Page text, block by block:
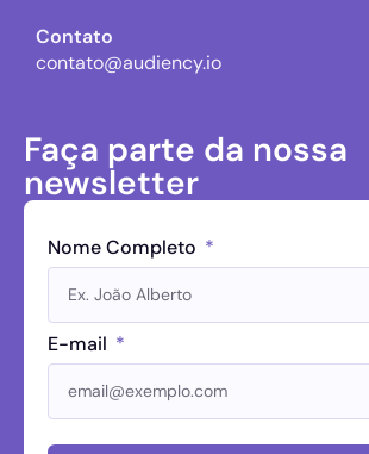
Contato
contato@audiency.io
Faça parte da nossa
newsletter
Nome Completo
E-mail